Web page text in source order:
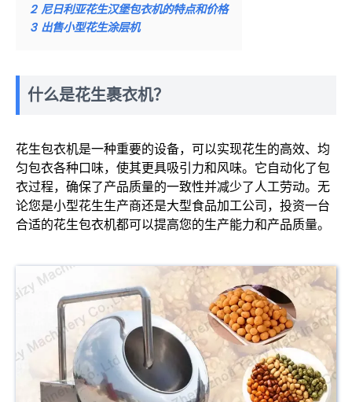
2 尼日利亚花生汉堡包衣机的特点和价格
3 出售小型花生涂层机
什么是花生裹衣机？
花生包衣机是一种重要的设备，可以实现花生的高效、均
匀包衣各种口味，使其更具吸引力和风味。它自动化了包
衣过程，确保了产品质量的一致性并减少了人工劳动。无
论您是小型花生生产商还是大型食品加工公司，投资一台
合适的花生包衣机都可以提高您的生产能力和产品质量。